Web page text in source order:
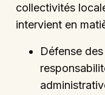
collectivités
intervient en
Défense